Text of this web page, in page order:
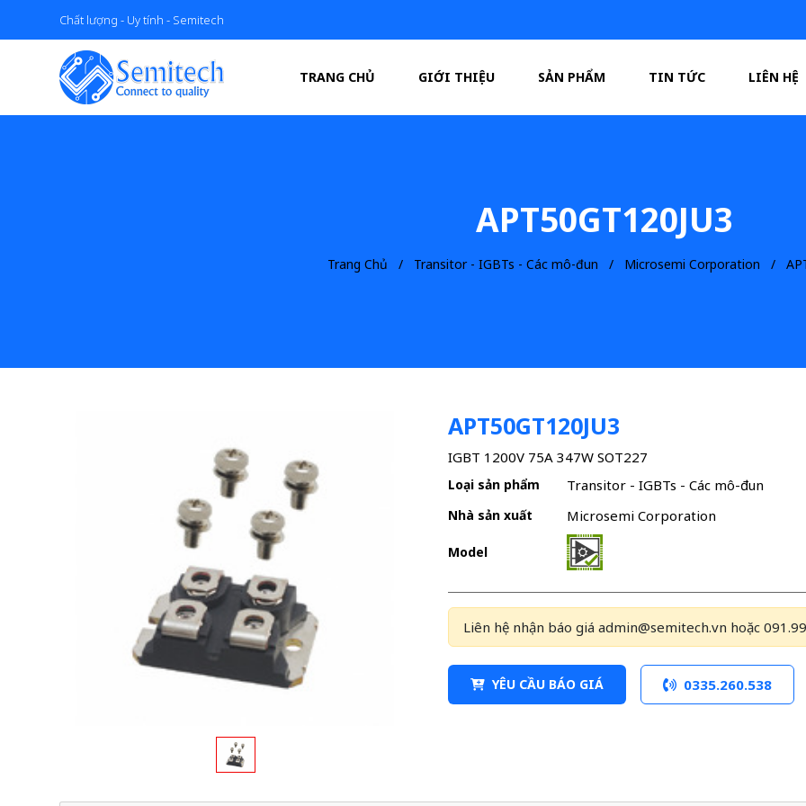
Chất lượng - Uy tính - Semitech
TRANG CHỦ GIỚI THIỆU SẢN PHẨM TIN TỨC LIÊN HỆ
APT50GT120JU3
Trang Chủ Transitor - IGBTs - Các mô-đun Microsemi Corporation
APT50GT120JU3
IGBT 1200V 75A 347W SOT227
Loại sản phẩm Transitor - IGBTs - Các mô-đun
Nhà sản xuất Microsemi Corporation
Model
Liên hệ nhận báo giá admin@semitech.vn hoặc
YÊU CẦU BÁO GIÁ 0335.260.538